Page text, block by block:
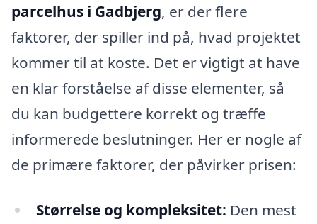
parcelhus i Gadbjerg, er der flere
faktorer, der spiller ind på, hvad projektet
kommer til at koste. Det er vigtigt at have
en klar forståelse af disse elementer, så
du kan budgettere korrekt og træffe
informerede beslutninger. Her er nogle af
de primære faktorer, der påvirker prisen:
Størrelse og kompleksitet: Den mest